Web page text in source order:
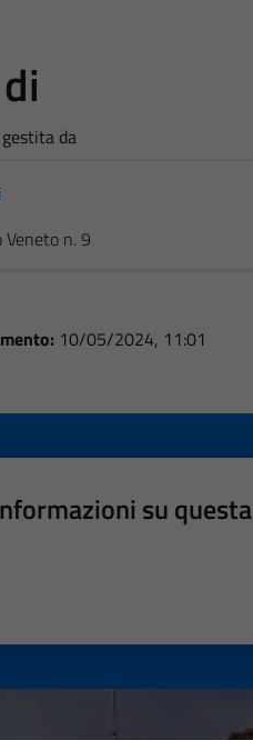
da
Veneto n. 9
10/05/2024, 11:01
su questa